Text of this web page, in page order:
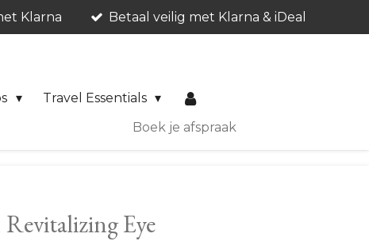
Klarna Betaal veilig met Klarna & iDeal
Travel Essentials
Boek je afspraak
Eye